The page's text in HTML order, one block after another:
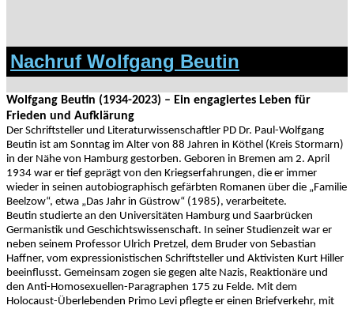
Nachruf Wolfgang Beutin
Wolfgang Beutin (1934-2023) – Ein engagiertes Leben für
Frieden und Aufklärung
Der Schriftsteller und Literaturwissenschaftler PD Dr. Paul-Wolfgang
Beutin ist am Sonntag im Alter von 88 Jahren in Köthel (Kreis Stormarn)
in der Nähe von Hamburg gestorben. Geboren in Bremen am 2. April
1934 war er tief geprägt von den Kriegserfahrungen, die er immer
wieder in seinen autobiographisch gefärbten Romanen über die „Familie
Beelzow“, etwa „Das Jahr in Güstrow“ (1985), verarbeitete.
Beutin studierte an den Universitäten Hamburg und Saarbrücken
Germanistik und Geschichtswissenschaft. In seiner Studienzeit war er
neben seinem Professor Ulrich Pretzel, dem Bruder von Sebastian
Haffner, vom expressionistischen Schriftsteller und Aktivisten Kurt Hiller
beeinflusst. Gemeinsam zogen sie gegen alte Nazis, Reaktionäre und
den Anti-Homosexuellen-Paragraphen 175 zu Felde. Mit dem
Holocaust-Überlebenden Primo Levi pflegte er einen Briefverkehr, mit